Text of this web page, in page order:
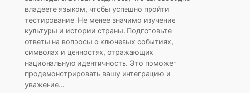
владеете языком, чтобы успешно пройти
тестирование. Не менее значимо изучение
культуры и истории страны. Подготовьте
ответы на вопросы о ключевых событиях,
символах и ценностях, отражающих
национальную идентичность. Это поможет
продемонстрировать вашу интеграцию и
уважение…